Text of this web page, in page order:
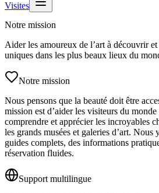
Visites
Notre mission
Aider les amoureux de l’art à découvrir
uniques dans les plus beaux lieux du
Notre mission
Nous pensons que la beauté doit être
mission est d’aider les visiteurs du
comprendre et apprécier les incroyables
les grands musées et galeries d’art. Nous
guides complets, des informations
réservation fluides.
Support multilingue